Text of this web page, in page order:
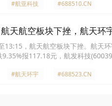
#航亚科技 #688510.CN
航天航空板块下挫，航天环
13:15，航天航空板块下挫。航天
9.35%报117.18元，航发科技
#航天环宇 #688523.CN